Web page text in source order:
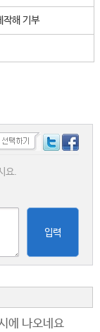
작해 기부
요.
입력
에 나오네요